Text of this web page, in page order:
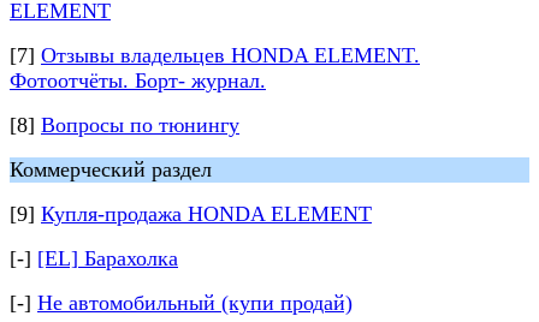
ELEMENT
[7] Отзывы владельцев HONDA ELEMENT.
Фотоотчёты. Борт- журнал.
[8] Вопросы по тюнингу
Коммерческий раздел
[9] Купля-продажа HONDA ELEMENT
[-] [EL] Барахолка
[-] Не автомобильный (купи продай)